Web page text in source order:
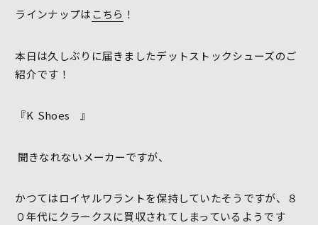
ラインナップはこちら ！
本日は久しぶりに届きましたデットストックシューズのご
紹介です！
『K Shoes 』
聞きなれないメーカーですが、
かつてはロイヤルワラントを保持していたそうですが、８
０年代にクラークスに買収されてしまっているようです